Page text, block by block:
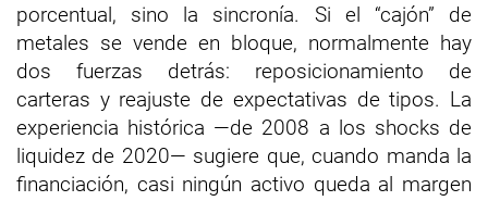
porcentual, sino la sincronía. Si el “cajón” de
metales se vende en bloque, normalmente hay
dos fuerzas detrás: reposicionamiento de
carteras y reajuste de expectativas de tipos. La
experiencia histórica —de 2008 a los shocks de
liquidez de 2020— sugiere que, cuando manda la
financiación, casi ningún activo queda al margen